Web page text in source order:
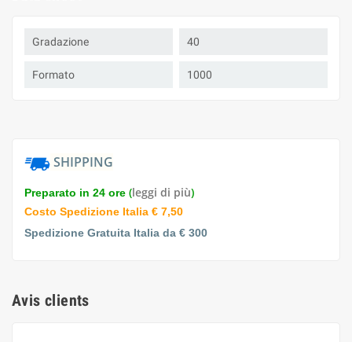
Gradazione 40
Formato 1000
SHIPPING
Preparato in 24 ore (leggi di più)
Costo Spedizione Italia € 7,50
Spedizione Gratuita Italia da € 300
Avis clients